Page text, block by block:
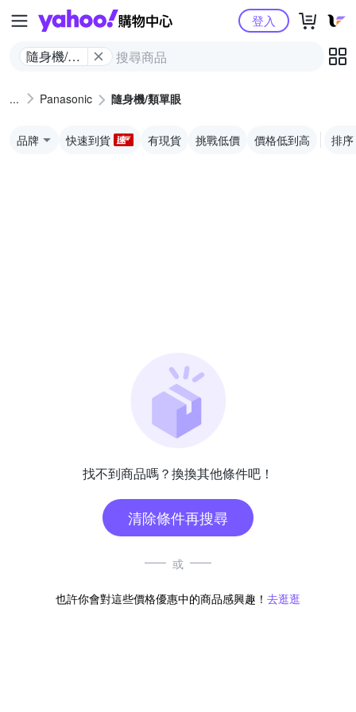
Yahoo購物中心
隨身機/類
登入
Panasonic 隨身機/類單眼
品牌 快速到貨 有現貨 挑戰低價 價格低到高 排序
找不到商品嗎？換換其他條件吧！
清除條件再搜尋
或
也許你會對這些價格優惠中的商品感興趣！ 去逛逛